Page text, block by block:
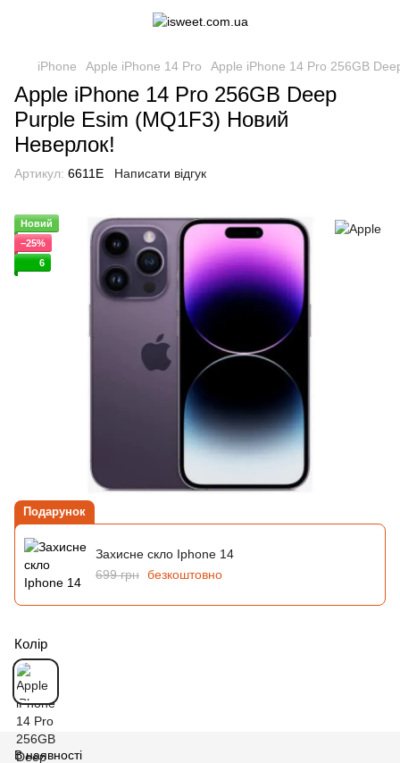
iPhone Apple iPhone 14 Pro Apple iPhone 14 Pro 256GB
Apple iPhone 14 Pro 256GB Deep
Purple Esim (MQ1F3) Новий
Неверлок!
Артикул: 6611Е Написати відгук
Новий
−25%
6
Подарунок
Захисне скло Iphone 14
699 грн безкоштовно
Колір
В наявності